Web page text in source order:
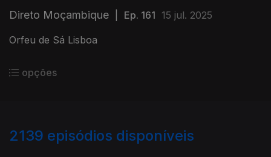
Direto Moçambique Ep. 161 15 jul. 2025
Orfeu de Sá Lisboa
opções
2139 episódios disponíveis